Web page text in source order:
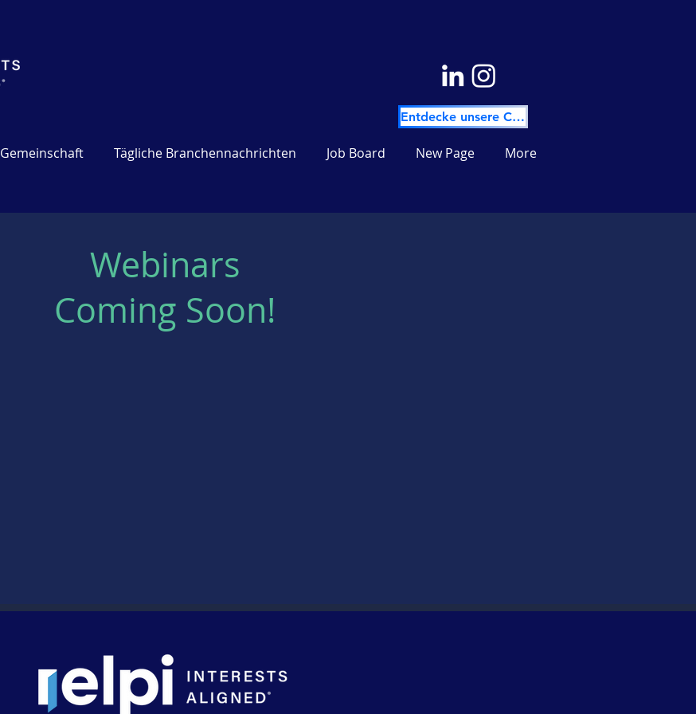
Entdecke unsere Community
Gemeinschaft Tägliche Branchennachrichten Job Board New Page More
Webinars
Coming Soon!